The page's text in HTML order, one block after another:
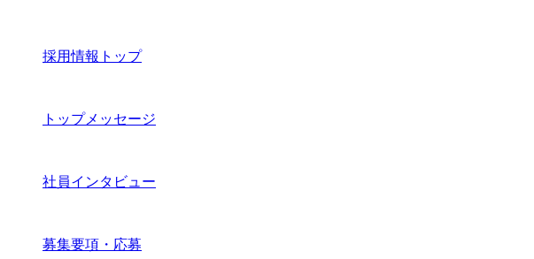
採用情報トップ
トップメッセージ
社員インタビュー
募集要項・応募